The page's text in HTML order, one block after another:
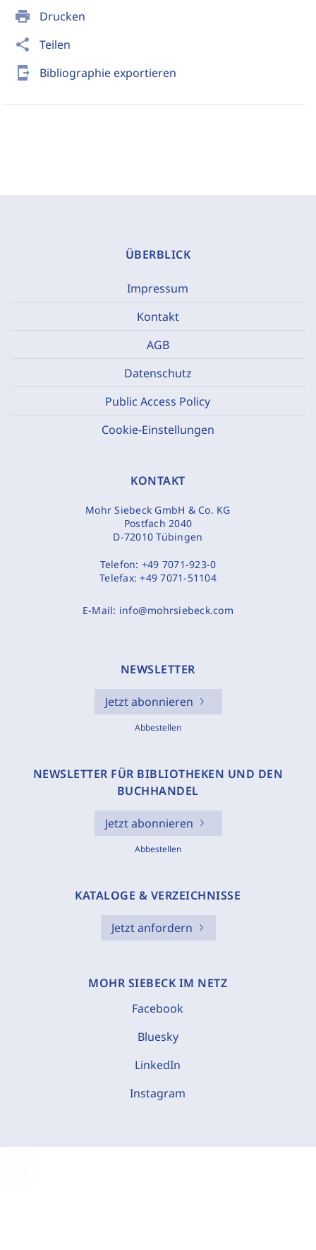
print Drucken
share Teilen
send_to_mobile Bibliographie exportieren
ÜBERBLICK
Impressum
Kontakt
AGB
Datenschutz
Public Access Policy
Cookie-Einstellungen
KONTAKT
Mohr Siebeck GmbH & Co. KG
Postfach 2040
D-72010 Tübingen
Telefon: +49 7071-923-0
Telefax:+49 7071-51104
E-Mail: info@mohrsiebeck.com
NEWSLETTER
Jetzt abonnieren
Abbestellen
NEWSLETTER FÜR BIBLIOTHEKEN UND DEN
BUCHHANDEL
Jetzt abonnieren
Abbestellen
KATALOGE & VERZEICHNISSE
Jetzt anfordern
MOHR SIEBECK IM NETZ
Facebook
Bluesky
LinkedIn
Instagram